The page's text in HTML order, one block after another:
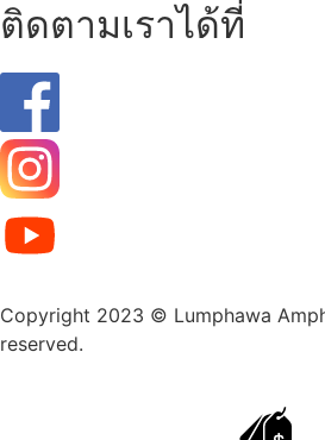
ติดตามเราได้ที่
Copyright 2023 © Lumphawa
reserved.